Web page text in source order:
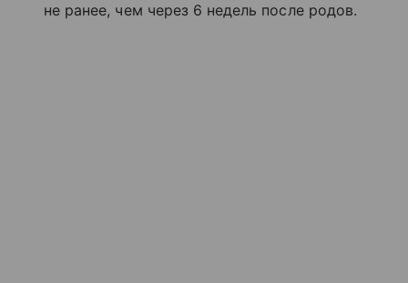
не ранее, чем через 6 недель после родов.